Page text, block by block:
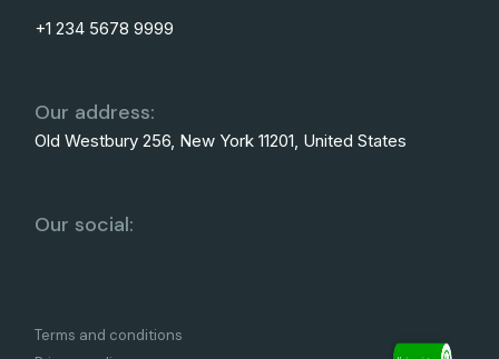
+1 234 5678 9999
Our address:
Old Westbury 256, New York 11201, United States
Our social:
Terms and conditions